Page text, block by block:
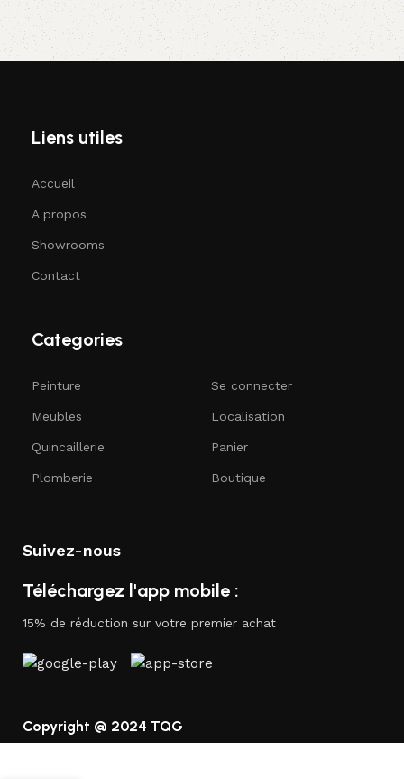
Liens utiles
Accueil
A propos
Showrooms
Contact
Categories
Peinture
Meubles
Quincaillerie
Plomberie
Se connecter
Localisation
Panier
Boutique
Suivez-nous
Téléchargez l'app mobile :
15% de réduction sur votre premier achat
Copyright @ 2024 TQG